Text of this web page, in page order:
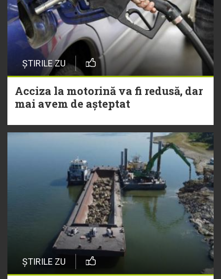
ȘTIRILE ZU
Acciza la motorină va fi redusă, dar
mai avem de așteptat
ȘTIRILE ZU